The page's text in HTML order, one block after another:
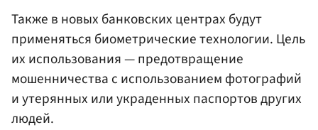
Также в новых банковских центрах будут
применяться биометрические технологии. Цель
их использования — предотвращение
мошенничества с использованием фотографий
и утерянных или украденных паспортов других
людей.